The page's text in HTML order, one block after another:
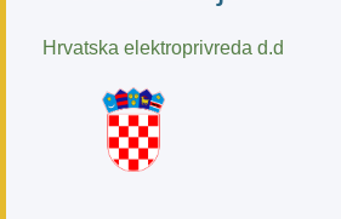
Hrvatska elektroprivreda d.d